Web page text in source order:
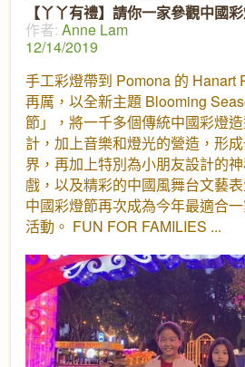
【丫丫有禮】請你一家參觀中國
作者: Anne Lam
12/14/2019
手工彩燈帶到 Pomona 的 Hanart
再厲，以全新主題 Blooming
節」，將一千多個傳統中國彩燈
計，加上音樂和燈光的營造，形
界，再加上特別為小朋友設計的
戲，以及精彩的中國風舞台文藝
中國彩燈節再次成為今年最適合
活動。 FUN FOR FAMILIES